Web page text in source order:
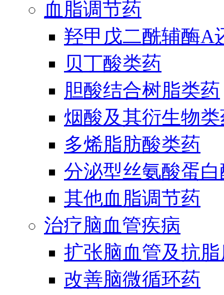
血脂调节药
羟甲戊二酰辅酶A
贝丁酸类药
胆酸结合树脂类药
烟酸及其衍生物
多烯脂肪酸类药
分泌型丝氨酸蛋
其他血脂调节药
治疗脑血管疾病
扩张脑血管及抗
改善脑微循环药